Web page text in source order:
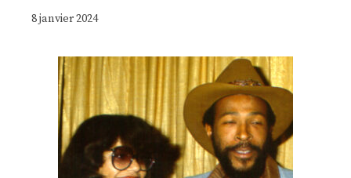
8 janvier 2024